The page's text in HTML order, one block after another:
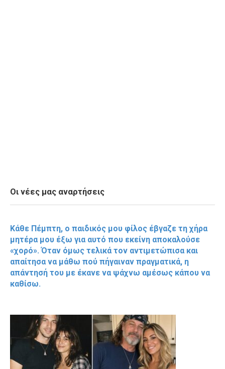
Οι νέες μας αναρτήσεις
Κάθε Πέμπτη, ο παιδικός μου φίλος έβγαζε τη χήρα
μητέρα μου έξω για αυτό που εκείνη αποκαλούσε
«χορό». Όταν όμως τελικά τον αντιμετώπισα και
απαίτησα να μάθω πού πήγαιναν πραγματικά, η
απάντησή του με έκανε να ψάχνω αμέσως κάπου να
καθίσω.